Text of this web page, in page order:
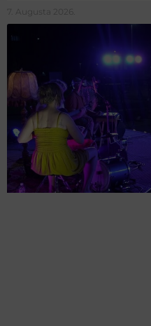
7. Augusta 2026.